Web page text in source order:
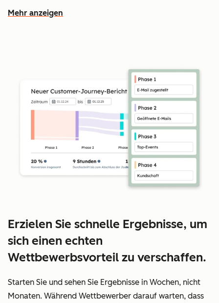
Mehr anzeigen
Weitere Funktionen ansehen
Erzielen Sie schnelle Ergebnisse, um
sich einen echten
Wettbewerbsvorteil zu verschaffen.
Starten Sie und sehen Sie Ergebnisse in Wochen, nicht
Monaten. Während Wettbewerber darauf warten, dass